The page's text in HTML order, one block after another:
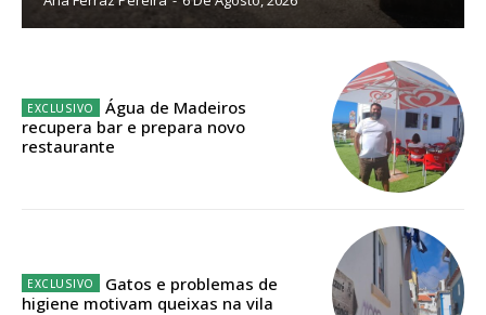
Sendo assinante terá acesso a todos os conteúdos exclusivos e versões
32€
Água de Madeiros
recupera bar e prepara novo
restaurante
Gatos e problemas de
higiene motivam queixas na vila